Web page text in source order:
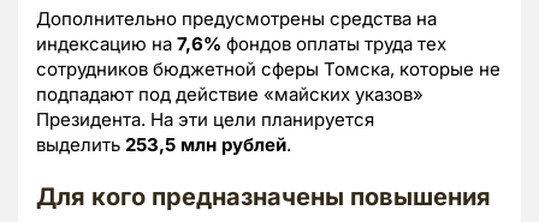
Дополнительно предусмотрены средства на
индексацию на 7,6% фондов оплаты труда тех
сотрудников бюджетной сферы Томска, которые не
подпадают под действие «майских указов»
Президента. На эти цели планируется
выделить 253,5 млн рублей.
Для кого предназначены повышения